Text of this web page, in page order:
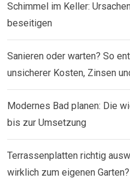
Schimmel im Keller:
beseitigen
Sanieren oder warten? So
unsicherer Kosten, Zinsen
Modernes Bad planen: Die
bis zur Umsetzung
Terrassenplatten richtig
wirklich zum eigenen Garten?